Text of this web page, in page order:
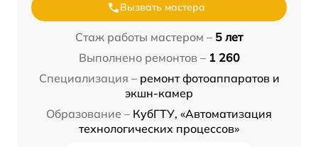
Вызвать мастера
Стаж работы мастером – 5 лет
Выполнено ремонтов – 1 260
Специализация – ремонт фотоаппаратов и
экшн-камер
Образование – КубГТУ, «Автоматизация
технологических процессов»